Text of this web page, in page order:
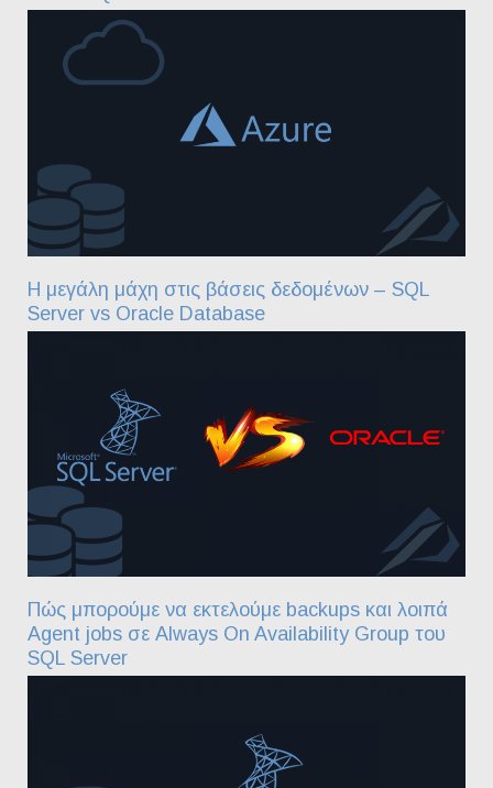
Η μεγάλη μάχη στις βάσεις δεδομένων – SQL
Server vs Oracle Database
Πώς μπορούμε να εκτελούμε backups και λοιπά
Agent jobs σε Always On Availability Group του
SQL Server